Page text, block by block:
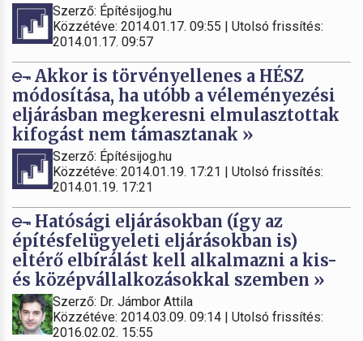
Szerző: Építésijog.hu
Közzétéve: 2014.01.17. 09:55 | Utolsó frissítés:
2014.01.17. 09:57
Akkor is törvényellenes a HÉSZ
módosítása, ha utóbb a véleményezési
eljárásban megkeresni elmulasztottak
kifogást nem támasztanak »
Szerző: Építésijog.hu
Közzétéve: 2014.01.19. 17:21 | Utolsó frissítés:
2014.01.19. 17:21
Hatósági eljárásokban (így az
építésfelügyeleti eljárásokban is)
eltérő elbírálást kell alkalmazni a kis-
és középvállalkozásokkal szemben »
Szerző: Dr. Jámbor Attila
Közzétéve: 2014.03.09. 09:14 | Utolsó frissítés:
2016.02.02. 15:55